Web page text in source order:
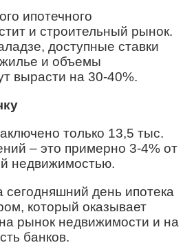
ипотечного
и строительный рынок.
доступные ставки
и объемы
вырасти на 30-40%.
только 13,5 тыс.
– это примерно 3-4% от
недвижимостью.
день ипотека
который оказывает
рынок недвижимости и на
банков.